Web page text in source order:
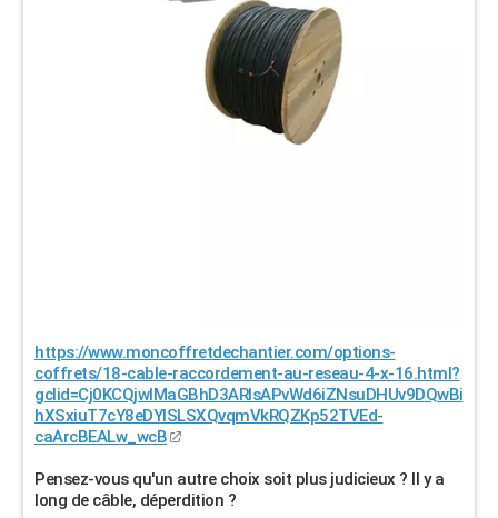
https://www.moncoffretdechantier.com/options-
coffrets/18-cable-raccordement-au-reseau-4-x-16.html?
gclid=Cj0KCQjwlMaGBhD3ARIsAPvWd6iZNsuDHUv9DQwBi
hXSxiuT7cY8eDYISLSXQvqmVkRQZKp52TVEd-
caArcBEALw_wcB
Pensez-vous qu'un autre choix soit plus judicieux ? Il y a
long de câble, déperdition ?